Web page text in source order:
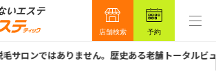
店舗検索 予約
サロンではありません。歴史ある老舗トータルビ